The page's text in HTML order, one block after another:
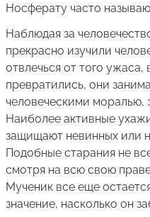
Носферату часто
Наблюдая за
прекрасно изучили
отвлечься от того ужаса,
превратились, они
человеческими моралью,
Наиболее активные
защищают невинных или
Подобные старания не
смотря на всю свою
Мученик все еще
значение, насколько он